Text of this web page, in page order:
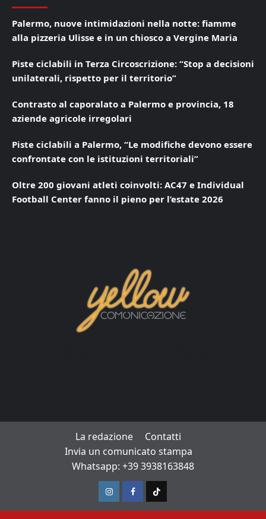
Palermo, nuove intimidazioni nella notte: fiamme
alla pizzeria Ulisse e in un chiosco a Vergine Maria
Piste ciclabili in Terza Circoscrizione: “Stop a decisioni
unilaterali, rispetto per il territorio”
Contrasto al caporalato a Palermo e provincia, 18
aziende agricole irregolari
Piste ciclabili a Palermo, “Le modifiche devono essere
confrontate con le istituzioni territoriali”
Oltre 200 giovani atleti coinvolti: AC47 e Individual
Football Center fanno il pieno per l’estate 2026
La redazione
Contatti
Invia un comunicato stampa
Whatsapp: +39 3938163848
InstagramFacebook
TikTok